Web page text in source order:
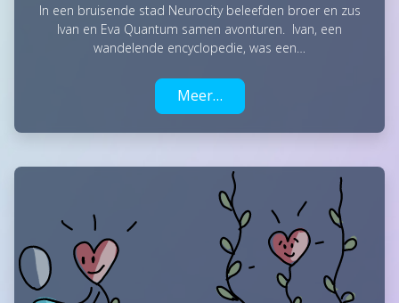
In een bruisende stad Neurocity beleefden broer en zus
Ivan en Eva Quantum samen avonturen. Ivan, een
wandelende encyclopedie, was een…
Meer…